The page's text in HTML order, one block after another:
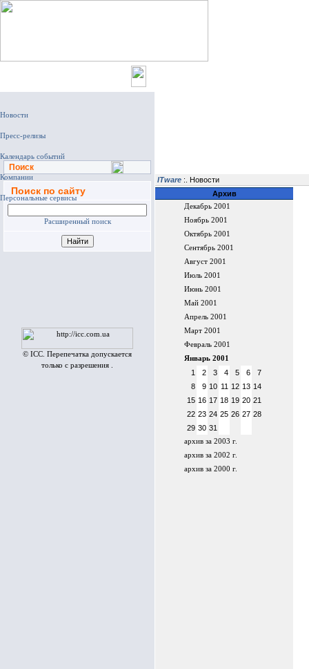
Поиск
Поиск по сайту
Расширенный поиск
© ICC. Перепечатка допускается
только с разрешения .
ITware :. Новости
Архив
Декабрь 2001
Ноябрь 2001
Октябрь 2001
Сентябрь 2001
Август 2001
Июль 2001
Июнь 2001
Май 2001
Апрель 2001
Март 2001
Февраль 2001
Январь 2001
1 2 3 4 5 6
7
8
9 10 11 12 13 14
15 16 17 18 19 20 21
22 23 24 25 26 27 28
29 30 31
архив за 2003 г.
архив за 2002 г.
архив за 2000 г.